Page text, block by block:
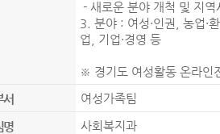
- 새로운 분야 개척 및 지
3. 분야 : 여성·인권, 농업·
업, 기업·경영 등
※ 경기도 여성활동 온라인
서
여성가족팀
명 사회복지과